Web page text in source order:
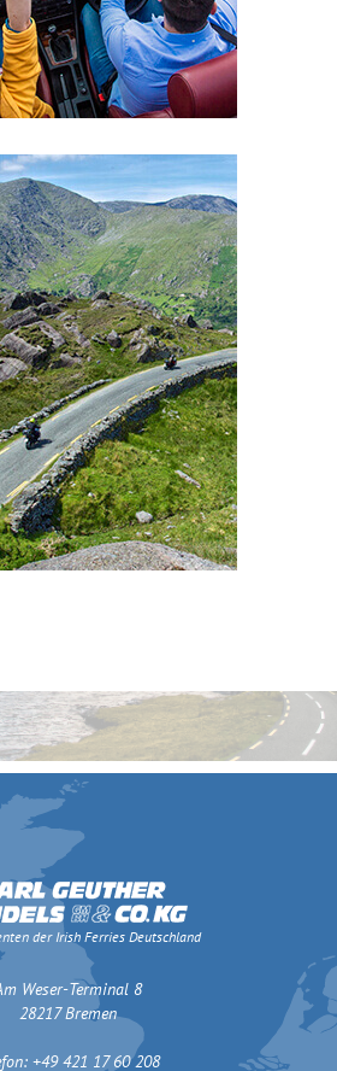
der Irish Ferries Deutschland
Weser-Terminal 8
28217 Bremen
+49 421 17 60 208